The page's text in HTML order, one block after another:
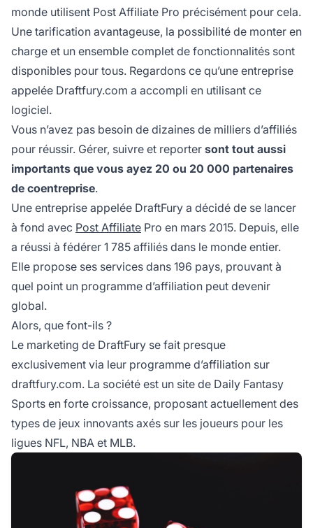
monde utilisent Post Affiliate Pro précisément pour cela.
Une tarification avantageuse, la possibilité de monter en
charge et un ensemble complet de fonctionnalités sont
disponibles pour tous. Regardons ce qu’une entreprise
appelée Draftfury.com a accompli en utilisant ce
logiciel.
Vous n’avez pas besoin de dizaines de milliers d’affiliés
pour réussir. Gérer, suivre et reporter sont tout aussi
importants que vous ayez 20 ou 20 000 partenaires
de coentreprise.
Une entreprise appelée DraftFury a décidé de se lancer
à fond avec Post Affiliate Pro en mars 2015. Depuis, elle
a réussi à fédérer 1 785 affiliés dans le monde entier.
Elle propose ses services dans 196 pays, prouvant à
quel point un programme d’affiliation peut devenir
global.
Alors, que font-ils ?
Le marketing de DraftFury se fait presque
exclusivement via leur programme d’affiliation sur
draftfury.com. La société est un site de Daily Fantasy
Sports en forte croissance, proposant actuellement des
types de jeux innovants axés sur les joueurs pour les
ligues NFL, NBA et MLB.